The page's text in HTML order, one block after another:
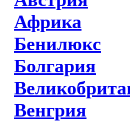
Африка
Бенилюкс
Болгария
Венгрия